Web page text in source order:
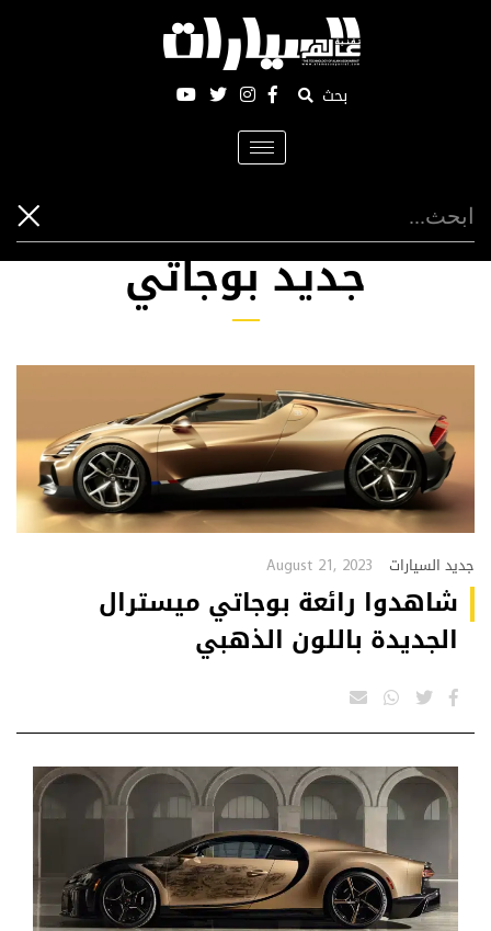
بحث
Toggle
navigation
جديد بوجاتي
جديد السيارات August 21, 2023
شاهدوا رائعة بوجاتي ميسترال
الجديدة باللون الذهبي